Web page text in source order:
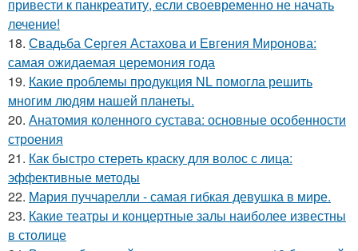
привести к панкреатиту, если своевременно не начать
лечение!
18. Свадьба Сергея Астахова и Евгения Миронова:
самая ожидаемая церемония года
19. Какие проблемы продукция NL помогла решить
многим людям нашей планеты.
20. Анатомия коленного сустава: основные особенности
строения
21. Как быстро стереть краску для волос с лица:
эффективные методы
22. Мария пуччарелли - самая гибкая девушка в мире.
23. Какие театры и концертные залы наиболее известны
в столице